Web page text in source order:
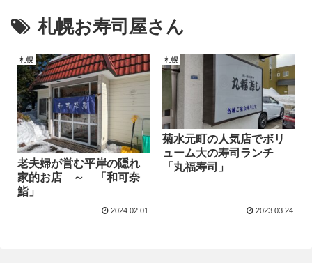
札幌お寿司屋さん
札幌
老夫婦が営む平岸の隠れ
家的お店 ～ 「和可奈
鮨」
2024.02.01
札幌
菊水元町の人気店でボリ
ューム大の寿司ランチ
「丸福寿司」
2023.03.24